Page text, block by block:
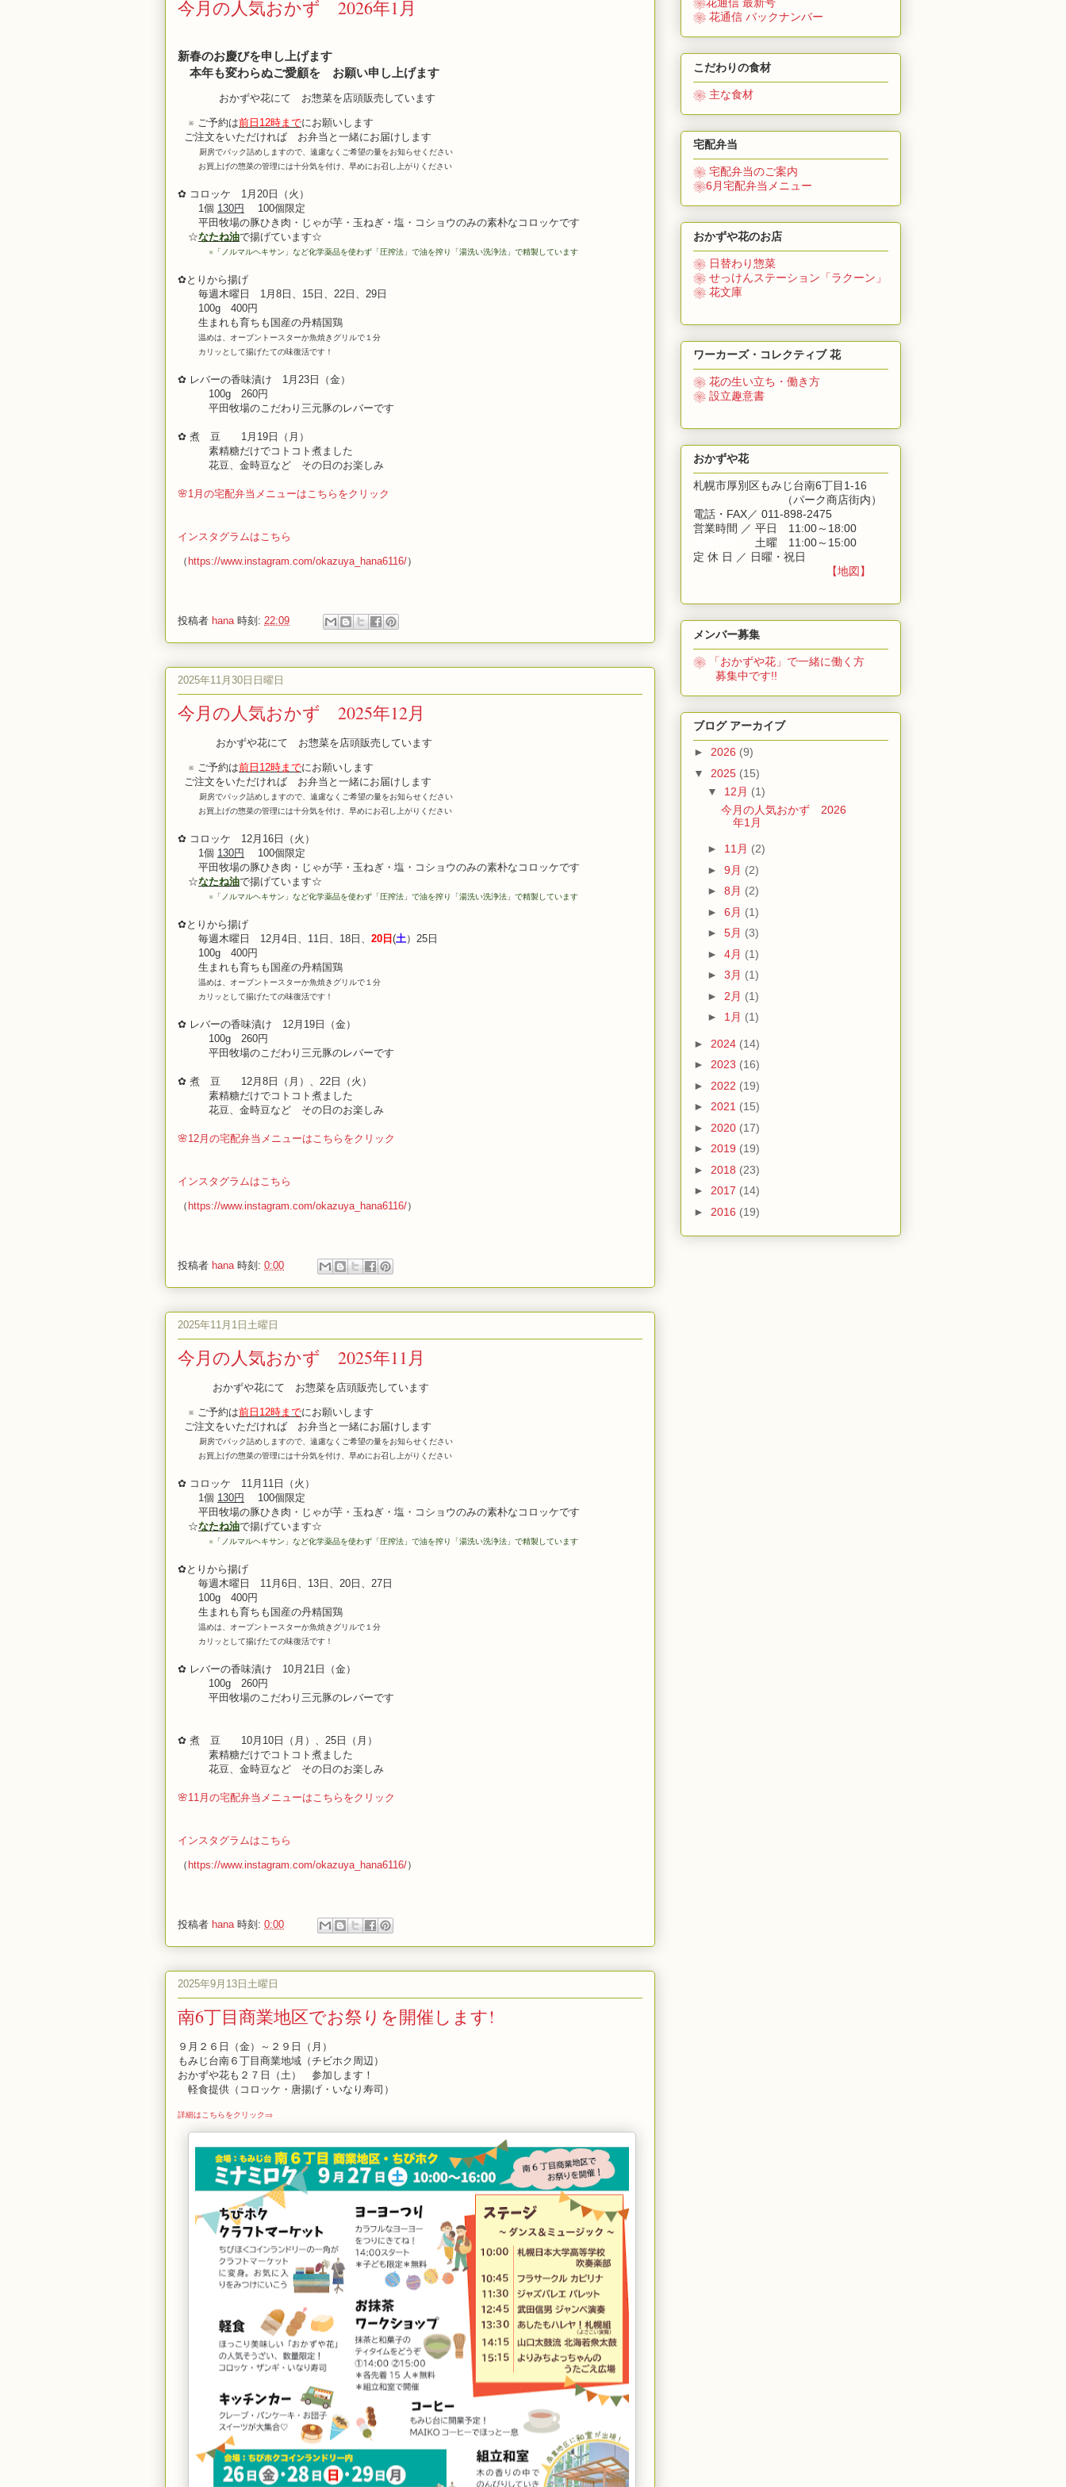
今月の人気おかず 2026年1月
新春のお慶びを申し上げます
本年も変わらぬご愛顧を お願い申し上げます
おかずや花にて お惣菜を店頭販売しています
※ ご予約は前日12時までにお願いします
ご注文をいただければ お弁当と一緒にお届けします
厨房でパック詰めしますので、遠慮なくご希望の量をお知らせください
お買上げの惣菜の管理には十分気を付け、早めにお召し上がりください
✿ コロッケ 1月20日（火）
1個 130円
100個限定
平田牧場の豚ひき肉・じゃが芋・玉ねぎ・塩・コショウのみの素朴なコロッケです
☆なたね油で揚げています☆
※ 「ノルマルヘキサン」など化学薬品を使わず「圧搾法」で油を搾り「湯洗い洗浄法」で精製しています
✿とりから揚げ
毎週木曜日 1月8日、15日、22 日、29日
100g 400円
生まれも育ちも 国産の丹精国鶏
温めは、オーブントースターか魚焼きグリルで１分
カリッとして揚げたての味復活です！
✿ レバーの香味漬け 1月23 日（金）
100g 260円
平田牧場のこだわり三元豚のレバーです
✿ 煮 豆 1月19日
（月）
素精糖だけでコトコト煮ました
花豆、金時豆など その日のお楽しみ
🌸1月の宅配弁当メニューはこちらをクリック
インスタグラムはこちら
（ https://www.instagram.com/okazuya_hana6116/）
投稿者 hana 時刻: 22:09
2025年11月30日日曜日
今月の人気おかず 2025年12月
おかずや花にて お惣菜を店頭販売しています
※ ご予約は前日12時までにお願いします
ご注文をいただければ お弁当と一緒にお届けします
厨房でパック詰めしますので、遠慮なくご希望の量をお知らせください
お買上げの惣菜の管理には十分気を付け、早めにお召し上がりください
✿ コロッケ 12月16日（火）
1個 130円
100個限定
平田牧場の豚ひき肉・じゃが芋・玉ねぎ・塩・コショウのみの素朴なコロッケです
☆なたね油で揚げています☆
※ 「ノルマルヘキサン」など化学薬品を使わず「圧搾法」で油を搾り「湯洗い洗浄法」で精製しています
✿とりから揚げ
毎週木曜日 12月4日、11日、18 日、 20日 (土）25日
100g 400円
生まれも育ちも 国産の丹精国鶏
温めは、オーブントースターか魚焼きグリルで１分
カリッとして揚げたての味復活です！
✿ レバーの香味漬け 12月19 日（金）
100g 260円
平田牧場のこだわり三元豚のレバーです
✿ 煮 豆 12月8日
（月）、22日（火）
素精糖だけでコトコト煮ました
花豆、金時豆など その日のお楽しみ
🌸12月の宅配弁当メニューはこちらをクリック
インスタグラムはこちら
（ https://www.instagram.com/okazuya_hana6116/）
投稿者 hana 時刻: 0:00
2025年11月1日土曜日
今月の人気おかず 2025年11月
おかずや花にて お惣菜を店頭販売しています
※ ご予約は前日12時までにお願いします
ご注文をいただければ お弁当と一緒にお届けします
厨房でパック詰めしますので、遠慮なくご希望の量をお知らせください
お買上げの惣菜の管理には十分気を付け、早めにお召し上がりください
✿ コロッケ 11月11日（火）
1個 130円
100個限定
平田牧場の豚ひき肉・じゃが芋・玉ねぎ・塩・コショウのみの素朴なコロッケです
☆なたね油で揚げています☆
※ 「ノルマルヘキサン」など化学薬品を使わず「圧搾法」で油を搾り「湯洗い洗浄法」で精製しています
✿とりから揚げ
毎週木曜日 11月6日、13日、20 日、27日
100g 400円
生まれも育ちも 国産の丹精国鶏
温めは、オーブントースターか魚焼きグリルで１分
カリッとして揚げたての味復活です！
✿ レバーの香味漬け 10月21 日（金）
100g 260円
平田牧場のこだわり三元豚のレバーです
✿ 煮 豆 10月10日
（月）、25日（月）
素精糖だけでコトコト煮ました
花豆、金時豆など その日のお楽しみ
🌸11月の宅配弁当メニューはこちらをクリック
インスタグラムはこちら
（ https://www.instagram.com/okazuya_hana6116/）
投稿者 hana 時刻: 0:00
2025年9月13日土曜日
南6丁目商業地区でお祭りを開催します!
９月２６日（金）～２９日（月）
もみじ台南６丁目商業地域（チビホク周辺）
おかずや花も２７日（土） 参加します！
軽食提供（コロッケ・唐揚げ・いなり寿司）
詳細はこちらをクリック⇒
❀花通信 最新号
❀ 花通信 バックナンバー
こだわりの食材
❀ 主な食材
宅配弁当
❀ 宅配弁当のご案内
❀6月宅配弁当メニュー
おかずや花のお店
❀ 日替わり惣菜
❀ せっけんステーション「ラクーン」
❀ 花文庫
ワーカーズ・コレクティブ 花
❀ 花の生い立ち・働き方
❀ 設立趣意書
おかずや花
札幌市厚別区もみじ台南6丁目1-16
（パーク商店街内）
電話・FAX／ 011-898-2475
営業時間 ／ 平日 11:00～18:00
土曜 11:00～15:00
定 休 日 ／ 日曜・祝日
【地図】
メンバー募集
❀ 「おかずや花」 で一緒に働く方
募集中です!!
ブログ アーカイブ
► 2026 (9)
▼ 2025 (15)
▼ 12月 (1)
今月の人気おかず 2026
年1月
► 11月 (2)
► 9月 (2)
► 8月 (2)
► 6月 (1)
► 5月 (3)
► 4月 (1)
► 3月 (1)
► 2月 (1)
► 1月 (1)
► 2024 (14)
► 2023 (16)
► 2022 (19)
► 2021 (15)
► 2020 (17)
► 2019 (19)
► 2018 (23)
► 2017 (14)
► 2016 (19)